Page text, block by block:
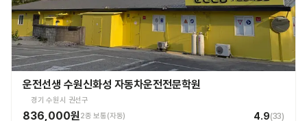
운전선생 수원신화성 자동차운전전문학원
경기 수원시 권선구
836,000원2종 보통(자동) 4.9(33)